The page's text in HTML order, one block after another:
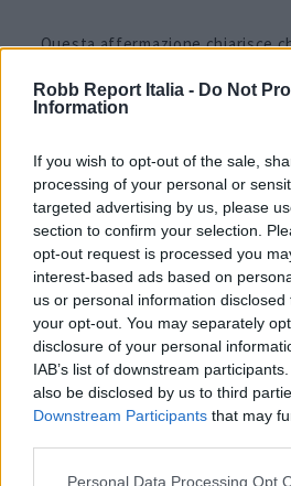
Robb Report Italia - Do Not
Information
If you wish to opt-out of the sale,
processing of your personal or
targeted advertising by us, please
section to confirm your selection.
opt-out request is processed you
interest-based ads based on
us or personal information
your opt-out. You may separately
disclosure of your personal
IAB’s list of downstream
also be disclosed by us to third
Downstream Participants that may
Personal Data Processing Opt
Questa affermazione chiarisce
Tuttavia, per quanto possa
utilitaristico che alla moda. Se
più confortevole dovesse
immaginare, non sarebbe
serie del veicolo arrivasse alla
Articolo di Robbreport.com
Per altri contenuti iscriviti alla
Report ISCRIVITI